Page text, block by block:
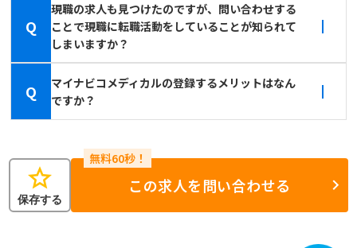
Q
現職の求人も見つけたのですが、問い合わせする
ことで現職に転職活動をしていることが知られて
しまいますか？
Q
マイナビコメディカルの登録するメリットはなん
ですか？
star
保存する
この求人を問い合わせる